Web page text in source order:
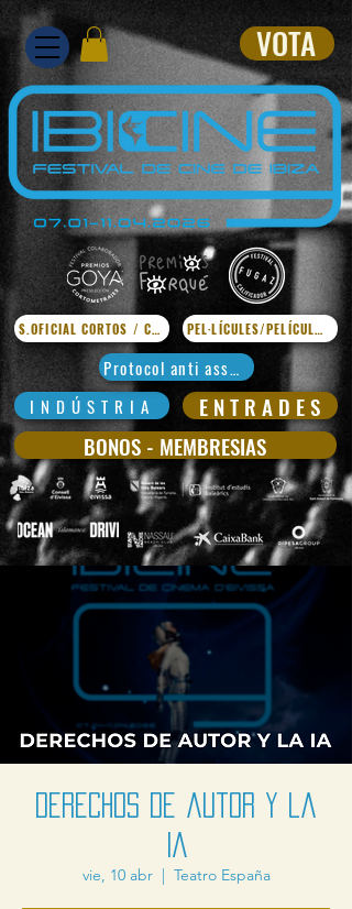
VOTA
E N T R A D E S
S.OFICIAL CORTOS / CURTS
I N D Ú S T R I A
BONOS - MEMBRESIAS
PEL·LÍCULES/PELÍCULAS
Protocol anti assetjament
Derechos de autor y la
IA
vie, 10 abr
  |
Teatro España